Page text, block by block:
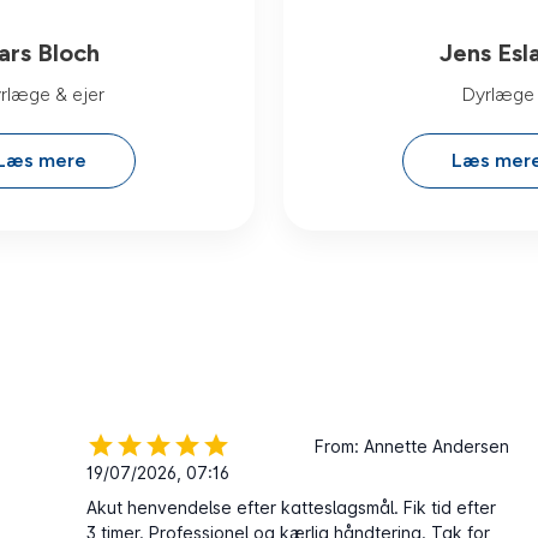
Bloch
& ejer
mere
Jens
Dyrlæge
Læs